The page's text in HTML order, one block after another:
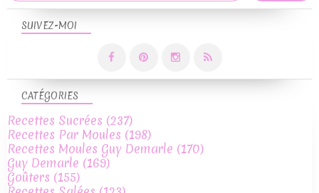
SUIVEZ-MOI
CATÉGORIES
Recettes Sucrées (237)
Recettes Par Moules (198)
Recettes Moules Guy Demarle (170)
Guy Demarle (169)
Goûters (155)